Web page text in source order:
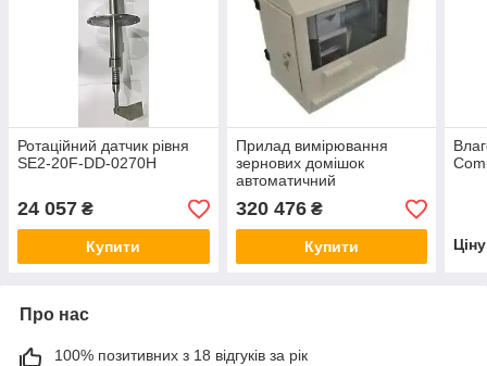
Ротаційний датчик рівня
SE2-20F-DD-0270H
24 057 ₴
Купити
Прилад вимірювання
зернових домішок
автоматичний
320 476₴
Купити
Про нас
100% позитивних з 18 відгуків за рік